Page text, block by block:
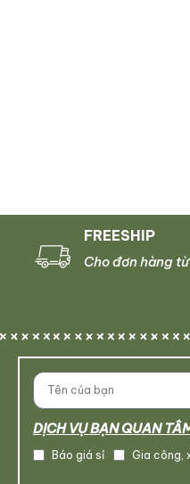
FREESHIP
Cho đơn hàng
DỊCH VỤ BẠN QUAN
Báo giá sỉ Gia công,